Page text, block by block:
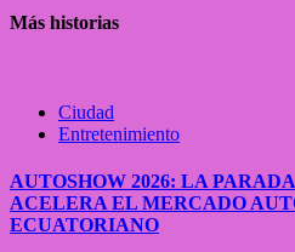
Más historias
Ciudad
Entretenimiento
AUTOSHOW 2026: LA
ACELERA EL MERCADO
ECUATORIANO